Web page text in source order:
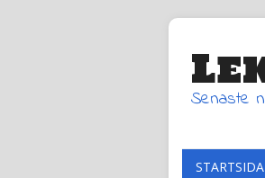
Senaste
STARTSIDA